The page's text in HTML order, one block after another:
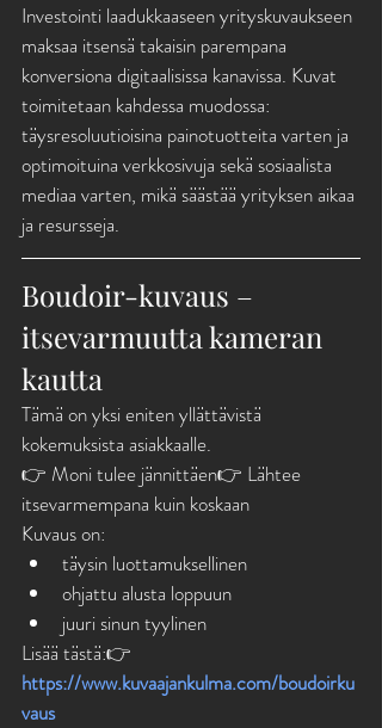
Investointi laadukkaaseen yrityskuvaukseen
maksaa itsensä takaisin parempana
konversiona digitaalisissa kanavissa. Kuvat
toimitetaan kahdessa muodossa:
täysresoluutioisina painotuotteita varten ja
optimoituina verkkosivuja sekä sosiaalista
mediaa varten, mikä säästää yrityksen aikaa
ja resursseja.
Boudoir-kuvaus –
itsevarmuutta kameran
kautta
Tämä on yksi eniten yllättävistä
kokemuksista asiakkaalle.
👉 Moni tulee jännittäen👉 Lähtee
itsevarmempana kuin koskaan
Kuvaus on:
täysin luottamuksellinen
ohjattu alusta loppuun
juuri sinun tyylinen
Lisää tästä:👉
https://www.kuvaajankulma.com/boudoirku
vaus